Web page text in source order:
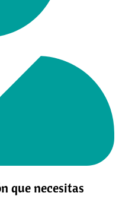
que necesitas